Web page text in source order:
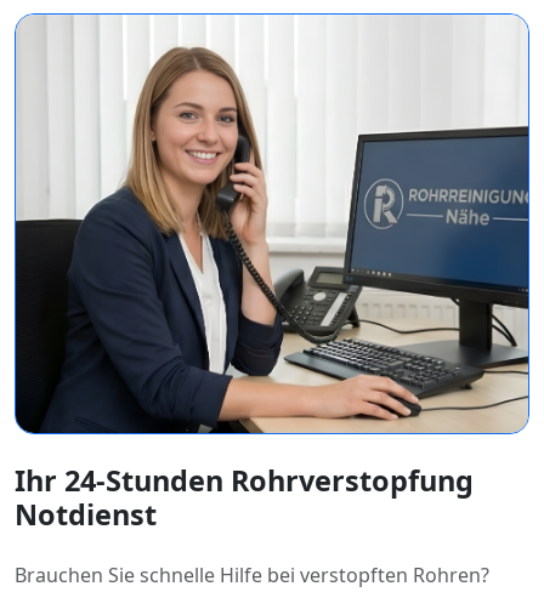
Ihr 24-Stunden Rohrverstopfung
Notdienst
Brauchen Sie schnelle Hilfe bei verstopften Rohren?